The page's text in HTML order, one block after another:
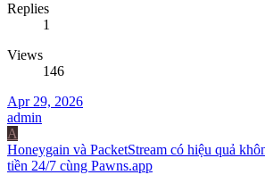
Replies
1
Views
146
Apr 29, 2026
admin
A
Honeygain và PacketStream có hiệu quả
tiền 24/7 cùng Pawns.app